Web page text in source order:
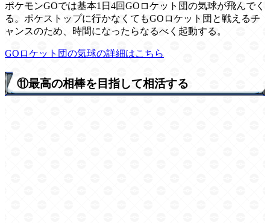
ポケモンGOでは基本1日4回GOロケット団の気球が飛んでく
る。ポケストップに行かなくてもGOロケット団と戦えるチ
ャンスのため、時間になったらなるべく起動する。
GOロケット団の気球の詳細はこちら
⑪最高の相棒を目指して相活する